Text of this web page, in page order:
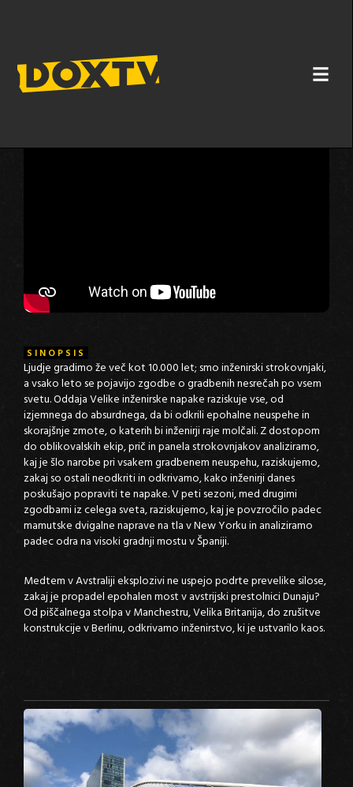
SINOPSIS
Ljudje gradimo že več kot 10.000 let; smo inženirski strokovnjaki,
a vsako leto se pojavijo zgodbe o gradbenih nesrečah po vsem
svetu. Oddaja Velike inženirske napake raziskuje vse, od
izjemnega do absurdnega, da bi odkrili epohalne neuspehe in
skorajšnje zmote, o katerih bi inženirji raje molčali. Z dostopom
do oblikovalskih ekip, prič in panela strokovnjakov analiziramo,
kaj je šlo narobe pri vsakem gradbenem neuspehu, raziskujemo,
zakaj so ostali neodkriti in odkrivamo, kako inženirji danes
poskušajo popraviti te napake. V peti sezoni, med drugimi
zgodbami iz celega sveta, raziskujemo, kaj je povzročilo padec
mamutske dvigalne naprave na tla v New Yorku in analiziramo
padec odra na visoki gradnji mostu v Španiji.
Medtem v Avstraliji eksplozivi ne uspejo podrte prevelike silose,
zakaj je propadel epohalen most v avstrijski prestolnici Dunaju?
Od piščalnega stolpa v Manchestru, Velika Britanija, do zrušitve
konstrukcije v Berlinu, odkrivamo inženirstvo, ki je ustvarilo kaos.